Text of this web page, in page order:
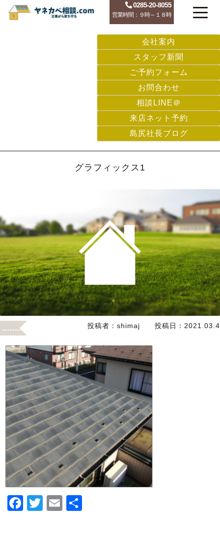
0285-20-8055
営業時間：９時～１８時
会社案内
スタッフ新聞
ご予約フォーム
お問合わせ
相談LINE＠
来店ネット予約
島尻社長ブログ
グラフィックス1
投稿者： shimaj 投稿日： 2021.03.4
F
T
E